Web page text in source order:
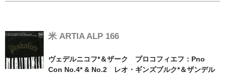
米 ARTIA ALP 166
ヴェデルニコフ*＆ザーク プロコフィエフ：Pno
Con No.4* & No.2 レオ・ギンズブルク*＆ザンデル